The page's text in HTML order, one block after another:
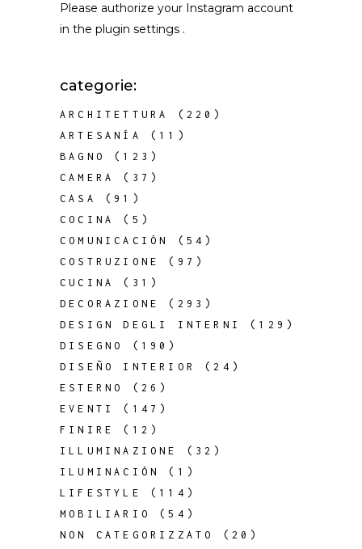
Please authorize your Instagram account
in the plugin settings .
categorie:
ARCHITETTURA
(220)
ARTESANÍA
(11)
BAGNO
(123)
CAMERA
(37)
CASA
(91)
COCINA
(5)
COMUNICACIÓN
(54)
COSTRUZIONE
(97)
CUCINA
(31)
DECORAZIONE
(293)
DESIGN DEGLI INTERNI
(129)
DISEGNO
(190)
DISEÑO INTERIOR
(24)
ESTERNO
(26)
EVENTI
(147)
FINIRE
(12)
ILLUMINAZIONE
(32)
ILUMINACIÓN
(1)
LIFESTYLE
(114)
MOBILIARIO
(54)
NON CATEGORIZZATO
(20)